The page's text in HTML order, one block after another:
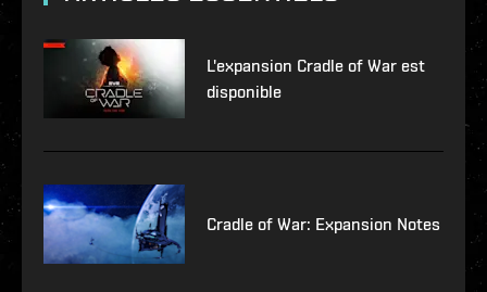
L'expansion Cradle of War est
disponible
Cradle of War: Expansion Notes